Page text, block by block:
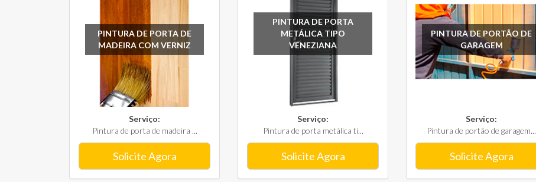
PINTURA DE PORTA DE
MADEIRA COM VERNIZ
Serviço:
Pintura de porta de madeira ...
Solicite Agora
PINTURA DE PORTA
METÁLICA TIPO
VENEZIANA
Serviço:
Pintura de porta metálica ti...
Solicite Agora
PINTURA DE PORTÃO DE
GARAGEM
Serviço:
Pintura de portão de garagem...
Solicite Agora